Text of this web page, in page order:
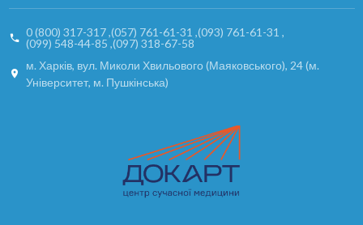
0 (800) 317-317 ,(057) 761-61-31 ,(093) 761-61-31 ,
(099) 548-44-85 ,(097) 318-67-58
м. Харків, вул. Миколи Хвильового (Маяковського), 24 (м.
Університет, м. Пушкінська)